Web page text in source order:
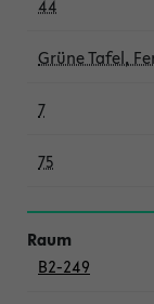
44
Grüne Tafel,
7
75
B2-249